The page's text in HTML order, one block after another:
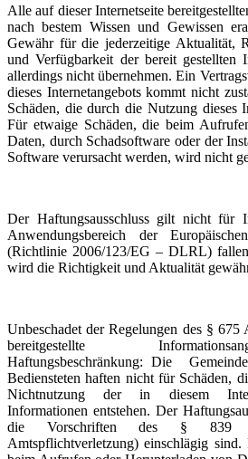
Alle auf dieser Internetseite
nach bestem Wissen und Gewissen
Gewähr für die jederzeitige Aktualität,
und Verfügbarkeit der bereit gestellten
allerdings nicht übernehmen. Ein
dieses Internetangebots kommt nicht
Schäden, die durch die Nutzung dieses
Für etwaige Schäden, die beim
Daten, durch Schadsoftware oder der
Software verursacht werden, wird nicht
Der Haftungsausschluss gilt nicht für
Anwendungsbereich der
(Richtlinie 2006/123/EG – DLRL)
wird die Richtigkeit und Aktualität
Unbeschadet der Regelungen des §
bereitgestellte
Haftungsbeschränkung: Die
Bediensteten haften nicht für Schäden,
Nichtnutzung der in diesem
Informationen entstehen. Der
die Vorschriften des § 839
Amtspflichtverletzung) einschlägig